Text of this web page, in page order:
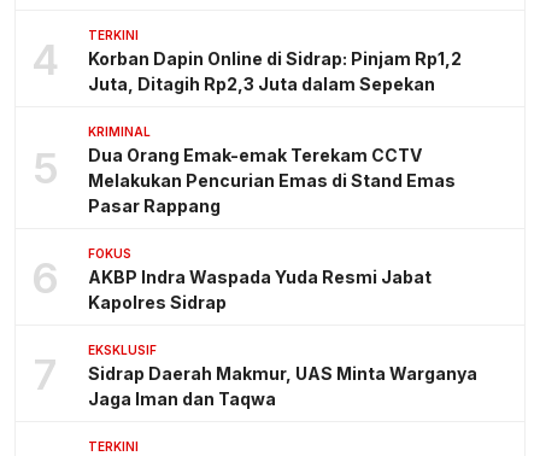
4 TERKINI
Korban Dapin Online di Sidrap: Pinjam Rp1,2
Juta, Ditagih Rp2,3 Juta dalam Sepekan
5
KRIMINAL
Dua Orang Emak-emak Terekam CCTV
Melakukan Pencurian Emas di Stand Emas
Pasar Rappang
6 FOKUS
AKBP Indra Waspada Yuda Resmi Jabat
Kapolres Sidrap
7 EKSKLUSIF
Sidrap Daerah Makmur, UAS Minta Warganya
Jaga Iman dan Taqwa
TERKINI